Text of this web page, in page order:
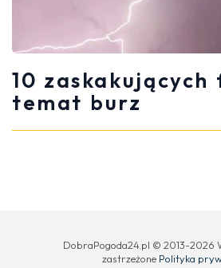
10
temat burz
DobraPogoda24.pl © 2013-2026
zastrzeżone Polityka